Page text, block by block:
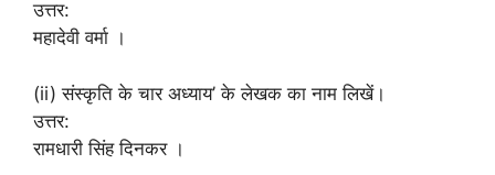
उत्तर:
महादेवी वर्मा ।
(ii) संस्कृति के चार अध्याय’ के लेखक का नाम लिखें।
उत्तर:
रामधारी सिंह दिनकर ।